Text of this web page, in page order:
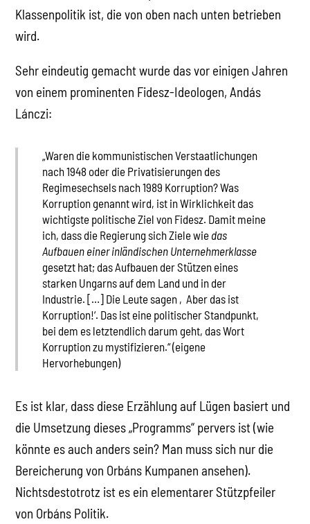
Klassenpolitik ist, die von oben nach unten betrieben
wird.
Sehr eindeutig gemacht wurde das vor einigen Jahren
von einem prominenten Fidesz-Ideologen, Andás
Lánczi:
„Waren die kommunistischen Verstaatlichungen
nach 1948 oder die Privatisierungen des
Regimesechsels nach 1989 Korruption? Was
Korruption genannt wird, ist in Wirklichkeit das
wichtigste politische Ziel von Fidesz. Damit meine
ich, dass die Regierung sich Ziele wie das
Aufbauen einer inländischen Unternehmerklasse
gesetzt hat; das Aufbauen der Stützen eines
starken Ungarns auf dem Land und in der
Industrie. […] Die Leute sagen ‚Aber das ist
Korruption!‘. Das ist eine politischer Standpunkt,
bei dem es letztendlich darum geht, das Wort
Korruption zu mystifizieren.“ (eigene
Hervorhebungen)
Es ist klar, dass diese Erzählung auf Lügen basiert und
die Umsetzung dieses „Programms“ pervers ist (wie
könnte es auch anders sein? Man muss sich nur die
Bereicherung von Orbáns Kumpanen ansehen).
Nichtsdestotrotz ist es ein elementarer Stützpfeiler
von Orbáns Politik.